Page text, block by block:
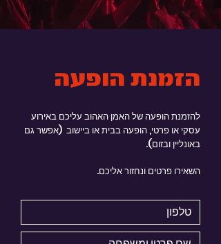
הזמנת הופעה
להזמנת הופעה של האמן האהוב עליכם באירוע
עסקי או פרטי, הופעה בבית או ביישוב (אפשר גם
באונליין ובזום).
השאירו פרטים ונחזור אליכם.